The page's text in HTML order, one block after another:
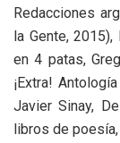
Redacciones
la Gente,
en 4 patas,
¡Extra!
Javier Sinay,
libros de